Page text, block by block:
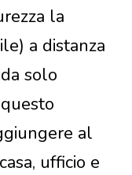
la
a distanza
solo
al
ufficio e